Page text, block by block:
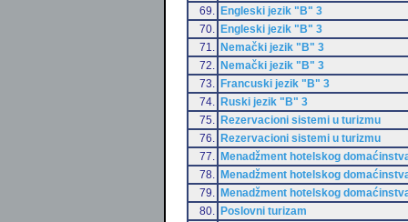
69.
Engleski jezik "B" 3
70.
Engleski jezik "B" 3
71.
Nemački jezik "B" 3
72.
Nemački jezik "B" 3
73.
Francuski jezik "B" 3
74.
Ruski jezik "B" 3
75.
Rezervacioni sistemi u turizmu
76.
Rezervacioni sistemi u turizmu
77.
Menadžment hotelskog
78.
Menadžment hotelskog
79.
Menadžment hotelskog
80.
Poslovni turizam